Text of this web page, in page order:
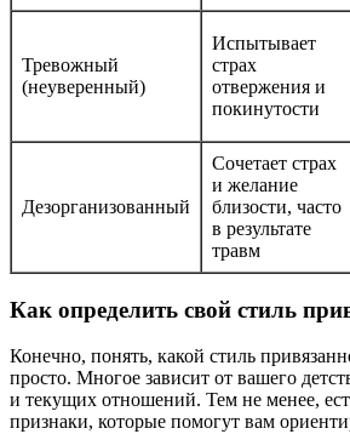
Тревожный
(неуверенный)
Испытывает
страх
отвержения и
покинутости
Дезорганизованный
Сочетает страх
и желание
близости, часто
в результате
травм
Как определить свой стиль
Конечно, понять, какой стиль
просто. Многое зависит от вашего
и текущих отношений. Тем не менее,
признаки, которые помогут вам